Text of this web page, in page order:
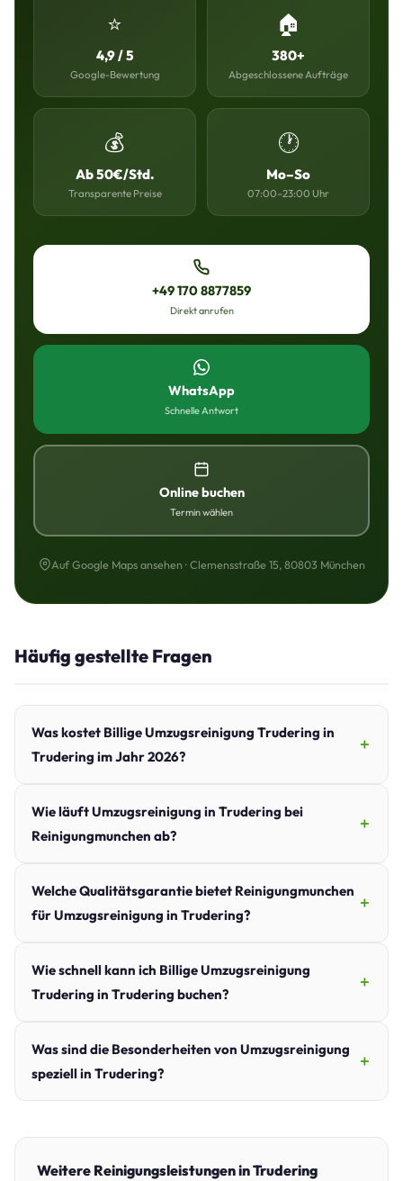
⭐
4,9 / 5
Google-Bewertung
🏠
380+
Abgeschlossene Aufträge
💰
Ab 50€/Std.
Transparente Preise
🕐
Mo–So
07:00–23:00 Uhr
+49 170 8877859
Direkt anrufen
WhatsApp
Schnelle Antwort
Online buchen
Termin wählen
Auf Google Maps ansehen · Clemensstraße 15, 80803 München
Häufig gestellte Fragen
Was kostet Billige Umzugsreinigung Trudering in
Trudering im Jahr 2026?
Wie läuft Umzugsreinigung in Trudering bei
Reinigungmunchen ab?
Welche Qualitätsgarantie bietet Reinigungmunchen
für Umzugsreinigung in Trudering?
Wie schnell kann ich Billige Umzugsreinigung
Trudering in Trudering buchen?
Was sind die Besonderheiten von Umzugsreinigung
speziell in Trudering?
Weitere Reinigungsleistungen in Trudering